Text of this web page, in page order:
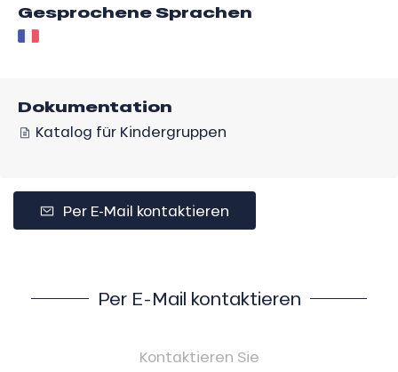
Gesprochene Sprachen
Dokumentation
Katalog für Kindergruppen
Per E-Mail kontaktieren
Per E-Mail kontaktieren
Kontaktieren Sie